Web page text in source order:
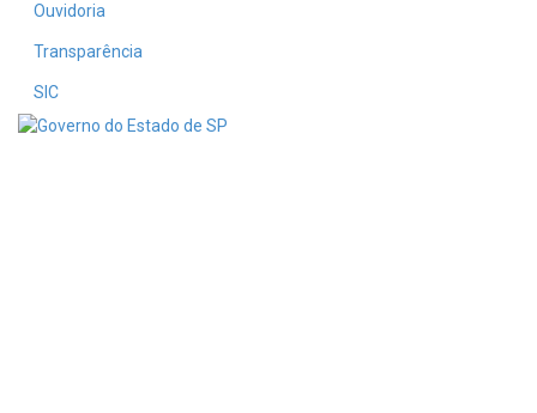
Ouvidoria
Transparência
SIC